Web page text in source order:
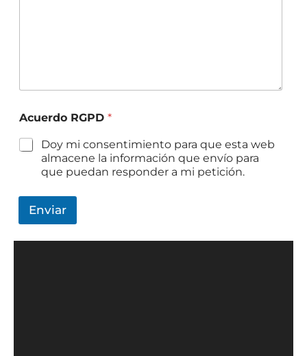
Acuerdo RGPD *
Doy mi consentimiento para que esta web
almacene la información que envío para
que puedan responder a mi petición.
Enviar